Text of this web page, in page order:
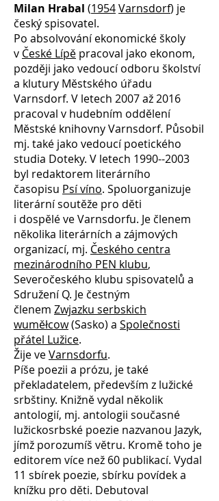
Milan Hrabal (1954Varnsdorf) je
český spisovatel.
Po absolvování ekonomické školy
v České Lípě pracoval jako ekonom,
později jako vedoucí odboru školství
a klutury Městského úřadu
Varnsdorf. V letech 2007 až 2016
pracoval v hudebním oddělení
Městské knihovny Varnsdorf. Působil
mj. také jako vedoucí poetického
studia Doteky. V letech 1990--2003
byl redaktorem literárního
časopisu Psí víno. Spoluorganizuje
literární soutěže pro děti
i dospělé ve Varnsdorfu. Je členem
několika literárních a zájmových
organizací, mj. Českého centra
mezinárodního PEN klubu,
Severočeského klubu spisovatelů a
Sdružení Q. Je čestným
členem Zwjazku serbskich
wuměłcow(Sasko) a Společnosti
přátel Lužice.
Žije veVarnsdorfu.
Píše poezii a prózu, je také
překladatelem, především z lužické
srbštiny. Knižně vydal několik
antologií, mj. antologii současné
lužickosrbské poezie nazvanou Jazyk,
jímž porozumíš větru. Kromě toho je
editorem více než 60 publikací. Vydal
11 sbírek poezie, sbírku povídek a
knížku pro děti. Debutoval